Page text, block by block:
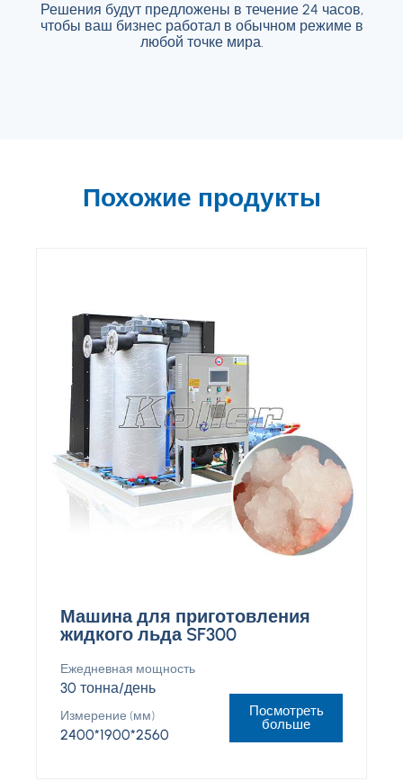
Решения будут предложены в течение 24 часов,
чтобы ваш бизнес работал в обычном режиме в
любой точке мира.
Решения будут предложены в течение 24
часов, чтобы ваш бизнес работал в
обычном режиме в любой точке мира.
Похожие продукты
Машина для приготовления
жидкого льда SF300
Ежедневная мощность
30 тонна/день
Измерение (мм)
2400*1900*2560
Посмотреть
больше